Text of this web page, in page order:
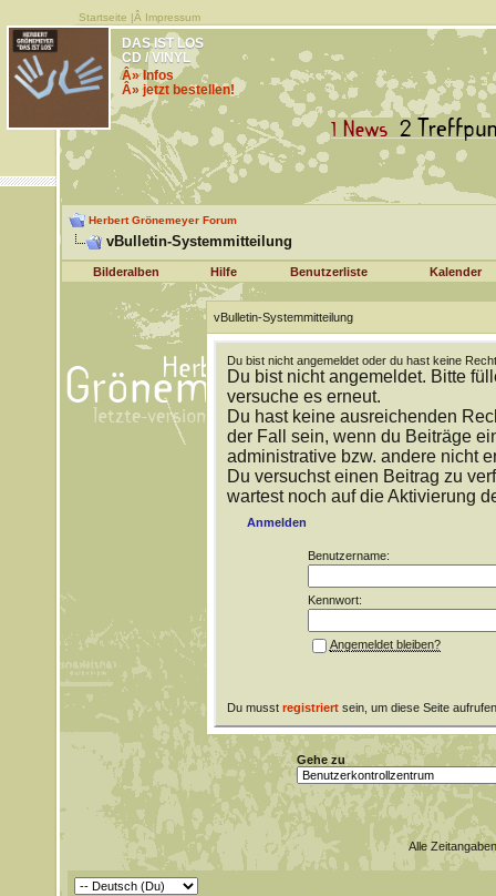
Startseite |Â Impressum
DAS IST LOS
CD / VINYL
Â» Infos
Â» jetzt bestellen!
Herbert Grönemeyer Forum
vBulletin-Systemmitteilung
Bilderalben Hilfe Benutzerliste Kalender
vBulletin-Systemmitteilung
Du bist nicht angemeldet oder du hast keine
Du bist nicht angemeldet. Bitte
versuche es erneut.
Du hast keine ausreichenden
der Fall sein, wenn du Beiträge
administrative bzw. andere nicht
Du versuchst einen Beitrag zu
wartest noch auf die Aktivierung
Anmelden
Benutzername:
Kennwort:
Angemeldet bleiben?
Du musst registriertsein, um diese Seite
Gehe zu
Alle